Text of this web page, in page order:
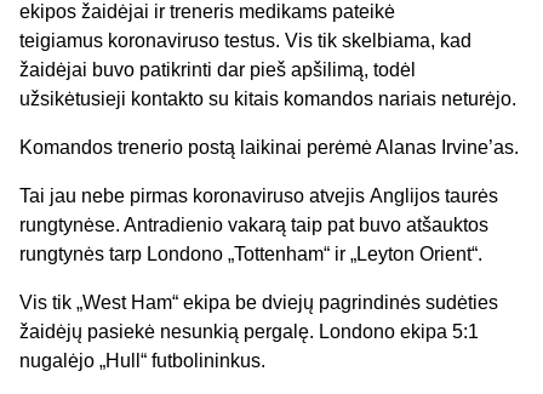
ekipos žaidėjai ir treneris medikams pateikė
teigiamus koronaviruso testus. Vis tik skelbiama, kad
žaidėjai buvo patikrinti dar pieš apšilimą, todėl
užsikėtusieji kontakto su kitais komandos nariais neturėjo.
Komandos trenerio postą laikinai perėmė Alanas Irvine’as.
Tai jau nebe pirmas koronaviruso atvejis Anglijos taurės
rungtynėse. Antradienio vakarą taip pat buvo atšauktos
rungtynės tarp Londono „Tottenham“ ir „Leyton Orient“.
Vis tik „West Ham“ ekipa be dviejų pagrindinės sudėties
žaidėjų pasiekė nesunkią pergalę. Londono ekipa 5:1
nugalėjo „Hull “ futbolininkus.